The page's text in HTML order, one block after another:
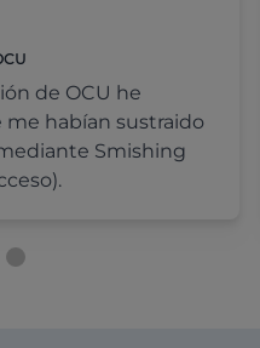
de OCU he
habían sustraido
Smishing